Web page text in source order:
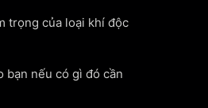
trọng của loại khí độc
bạn nếu có gì đó cần